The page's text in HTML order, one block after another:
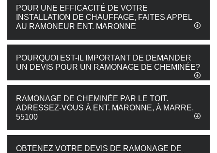
POUR UNE EFFICACITÉ DE VOTRE
INSTALLATION DE CHAUFFAGE, FAITES APPEL
AU RAMONEUR ENT. MARONNE
POURQUOI EST-IL IMPORTANT DE DEMANDER
UN DEVIS POUR UN RAMONAGE DE CHEMINÉE?
RAMONAGE DE CHEMINÉE PAR LE TOIT.
ADRESSEZ-VOUS À ENT. MARONNE, À MARRE,
55100
OBTENEZ VOTRE DEVIS DE RAMONAGE DE